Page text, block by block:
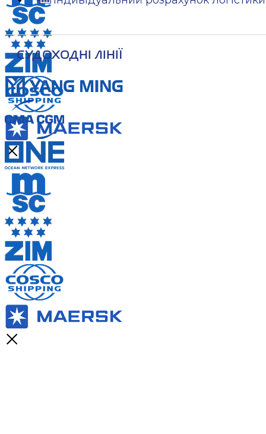
СУДОХОДНІ ЛІНІЇ